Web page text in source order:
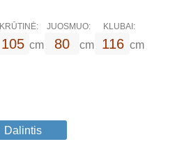
KRŪTINĖ: JUOSMUO: KLUBAI:
105 cm 80 cm 116 cm
Dalintis